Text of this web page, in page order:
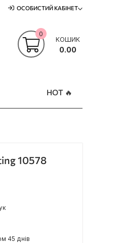
ОСОБИСТИЙ КАБІНЕТ
КОШИК
0.00
0
HOT 🔥
10578
45 днів